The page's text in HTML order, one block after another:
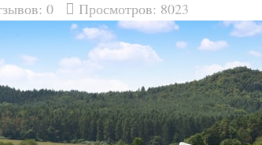
0 Просмотров: 8023